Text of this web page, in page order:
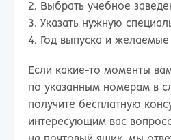
Выбрать учебное
Указать нужную
Год выпуска и желаемые
Если какие-то моменты
по указанным номерам в
получите бесплатную
интересующим вас